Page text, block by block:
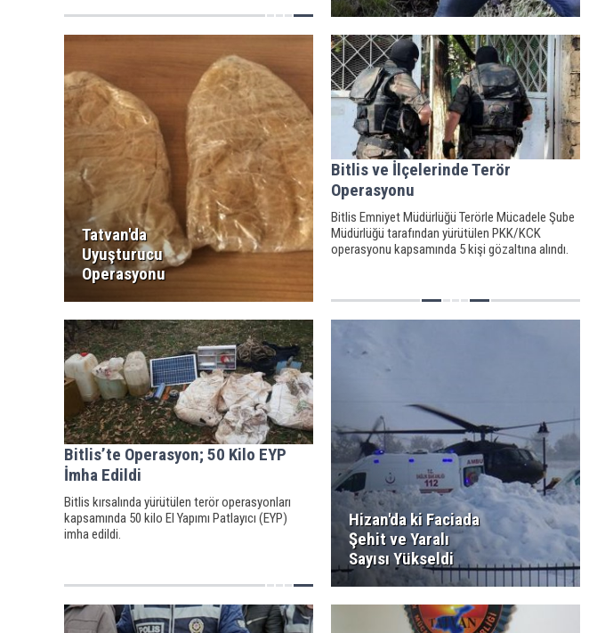
Tatvan'da
Uyuşturucu
Operasyonu
Bitlis ve İlçelerinde Terör
Operasyonu
Bitlis Emniyet Müdürlüğü Terörle Mücadele Şube
Müdürlüğü tarafından yürütülen PKK/KCK
operasyonu kapsamında 5 kişi gözaltına alındı.
Bitlis’te Operasyon; 50 Kilo EYP
İmha Edildi
Bitlis kırsalında yürütülen terör operasyonları
kapsamında 50 kilo El Yapımı Patlayıcı (EYP)
imha edildi.
Hizan'da ki Faciada
Şehit ve Yaralı
Sayısı Yükseldi